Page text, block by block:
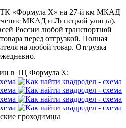
ТК «Формула X» на 27-й км МКАД
МКАД и Липецкой улицы).
России любой транспортной
перед отгрузкой. Полная
на любой товар. Отгрузка
в ТЦ Формула Х: